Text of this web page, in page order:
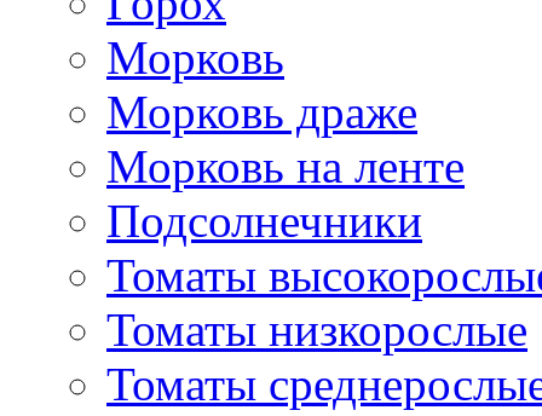
Морковь
Морковь драже
Морковь на ленте
Подсолнечники
Томаты
Томаты низкорослые
Томаты